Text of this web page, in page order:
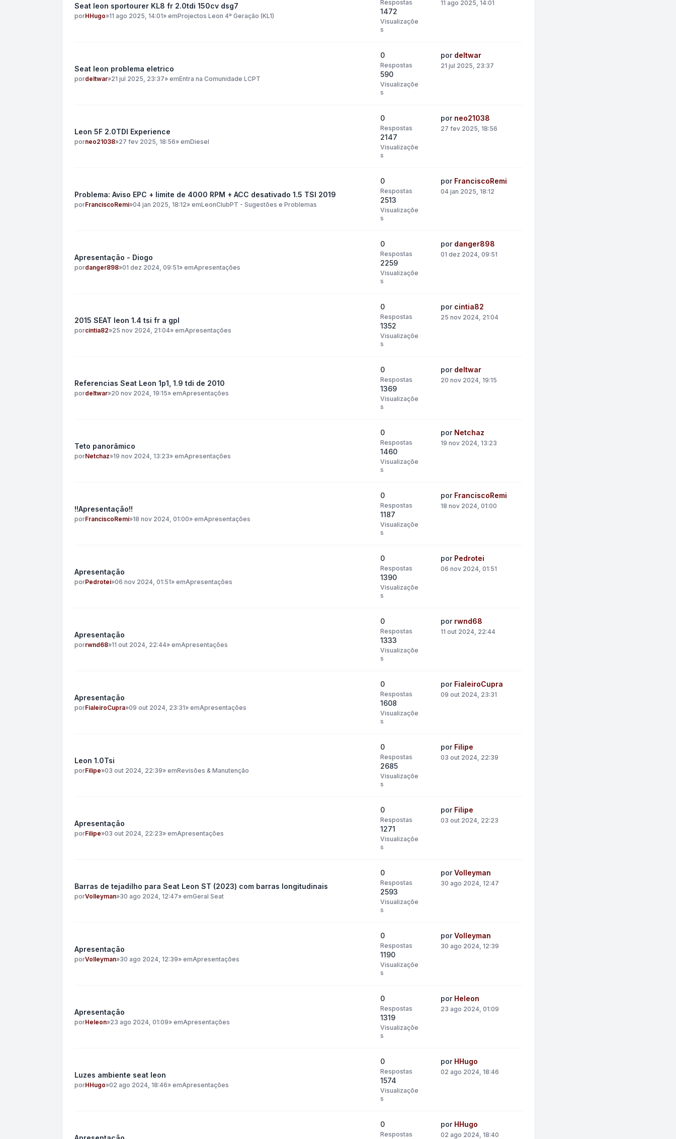
Seat leon sportourer KL8 fr 2.0tdi 150cv dsg7
porHHugo»11 ago 2025, 14:01» emProjectos Leon 4ª Geração (KL1)
Respostas
1472
Visualizaçõe
s
11 ago 2025, 14:01
Seat leon problema eletrico
pordeltwar»21 jul 2025, 23:37» emEntra na Comunidade LCPT
0
Respostas
590
Visualizaçõe
s
por deltwar
21 jul 2025, 23:37
Leon 5F 2.0TDI Experience
porneo21038»27 fev 2025, 18:56» emDiesel
0
Respostas
2147
Visualizaçõe
s
por neo21038
27 fev 2025, 18:56
Problema: Aviso EPC + limite de 4000 RPM + ACC desativado 1.5 TSI 2019
porFranciscoRemi»04 jan 2025, 18:12» emLeonClubPT - Sugestões e Problemas
0
Respostas
2513
Visualizaçõe
s
por FranciscoRemi
04 jan 2025, 18:12
Apresentação - Diogo
pordanger898»01 dez 2024, 09:51» emApresentações
0
Respostas
2259
Visualizaçõe
s
por danger898
01 dez 2024, 09:51
2015 SEAT leon 1.4 tsi fr a gpl
porcintia82»25 nov 2024, 21:04» emApresentações
0
Respostas
1352
Visualizaçõe
s
por cintia82
25 nov 2024, 21:04
Referencias Seat Leon 1p1, 1.9 tdi de 2010
pordeltwar»20 nov 2024, 19:15» emApresentações
0
Respostas
1369
Visualizaçõe
s
por deltwar
20 nov 2024, 19:15
Teto panorâmico
porNetchaz»19 nov 2024, 13:23» emApresentações
0
Respostas
1460
Visualizaçõe
s
por Netchaz
19 nov 2024, 13:23
!!Apresentação!!
porFranciscoRemi»18 nov 2024, 01:00» emApresentações
0
Respostas
1187
Visualizaçõe
s
por FranciscoRemi
18 nov 2024, 01:00
Apresentação
porPedrotei»06 nov 2024, 01:51» emApresentações
0
Respostas
1390
Visualizaçõe
s
por Pedrotei
06 nov 2024, 01:51
Apresentação
porrwnd68»11 out 2024, 22:44» emApresentações
0
Respostas
1333
Visualizaçõe
s
por rwnd68
11 out 2024, 22:44
Apresentação
porFialeiroCupra»09 out 2024, 23:31» emApresentações
0
Respostas
1608
Visualizaçõe
s
por FialeiroCupra
09 out 2024, 23:31
Leon 1.0Tsi
porFilipe»03 out 2024, 22:39» emRevisões & Manutenção
0
Respostas
2685
Visualizaçõe
s
por Filipe
03 out 2024, 22:39
Apresentação
porFilipe»03 out 2024, 22:23» emApresentações
0
Respostas
1271
Visualizaçõe
s
por Filipe
03 out 2024, 22:23
Barras de tejadilho para Seat Leon ST (2023) com barras longitudinais
porVolleyman»30 ago 2024, 12:47» emGeral Seat
0
Respostas
2593
Visualizaçõe
s
porVolleyman
30 ago 2024, 12:47
Apresentação
porVolleyman»30 ago 2024, 12:39» emApresentações
0
Respostas
1190
Visualizaçõe
s
porVolleyman
30 ago 2024, 12:39
Apresentação
porHeleon»23 ago 2024, 01:09» emApresentações
0
Respostas
1319
Visualizaçõe
s
por Heleon
23 ago 2024, 01:09
Luzes ambiente seat leon
porHHugo»02 ago 2024, 18:46» emApresentações
0
Respostas
1574
Visualizaçõe
s
por HHugo
02 ago 2024, 18:46
0
Respostas
por HHugo
02 ago 2024, 18:40